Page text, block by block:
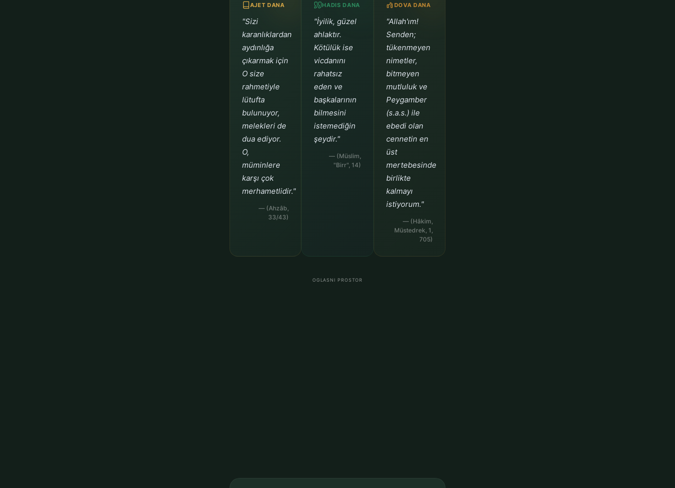
AJET DANA
"Sizi
karanlıklardan
aydınlığa
çıkarmak için
O size
rahmetiyle
lütufta
bulunuyor,
melekleri de
dua ediyor.
O,
müminlere
karşı çok
merhametlidir."
— (Ahzâb,
33/43)
HADIS DANA
"İyilik, güzel
ahlaktır.
Kötülük ise
vicdanını
rahatsız
eden ve
başkalarının
bilmesini
istemediğin
şeydir."
— (Müslim,
"Birr", 14)
DOVA DANA
"Allah'ım!
Senden;
tükenmeyen
nimetler,
bitmeyen
mutluluk ve
Peygamber
(s.a.s.) ile
ebedi olan
cennetin en
üst
mertebesinde
birlikte
kalmayı
istiyorum."
— (Hâkim,
Müstedrek, 1,
705)
OGLASNI PROSTOR